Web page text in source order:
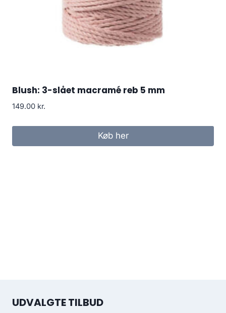
Blush: 3-slået macramé reb 5 mm
149.00 kr.
Køb her
UDVALGTE TILBUD